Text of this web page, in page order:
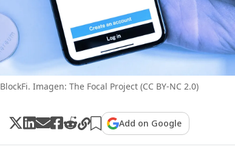
BlockFi. Imagen: The Focal Project (CC BY-NC 2.0)
Add on Google